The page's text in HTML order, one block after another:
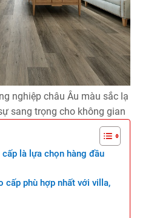
nghiệp châu Âu màu sắc lạ
sang trọng cho không gian
là lựa chọn hàng đầu
cấp phù hợp nhất với villa,